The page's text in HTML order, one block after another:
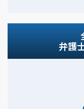
弁護